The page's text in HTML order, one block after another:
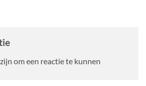
om een reactie te kunnen